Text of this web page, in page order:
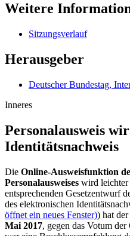
Weitere
Sitzungsverlauf
Herausgeber
Deutscher Bundestag,
Inneres
Personalausweis
Identitätsnachweis
Die Online-Ausweisfunktion
Personalausweises wird leichter
entsprechenden Gesetzentwurf
des elektronischen
öffnet ein neues Fenster)) hat
Mai 2017, gegen das Votum